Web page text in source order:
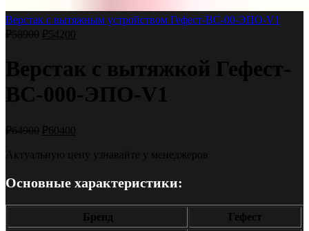
Верстак с вытяжным устройством Гефест-ВС-00-ЭПО-V1
₽58900 ₽54200
Верстак с вытяжкой Гефест-
ВС-000-ЭПО-V1
₽64900 ₽60400
Актуальную цену узнавайте у менеджеров
Основные характеристики:
Бренд
Гефест